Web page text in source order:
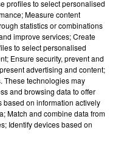
ARDENNES
ce mercredi en
profiles to select personalised
Measure content
statistics or combinations
improve services; Create
to select personalised
Ensure security, prevent and
advertising and content;
These technologies may
and browsing data to offer
on information actively
Match and combine data from
Identify devices based on